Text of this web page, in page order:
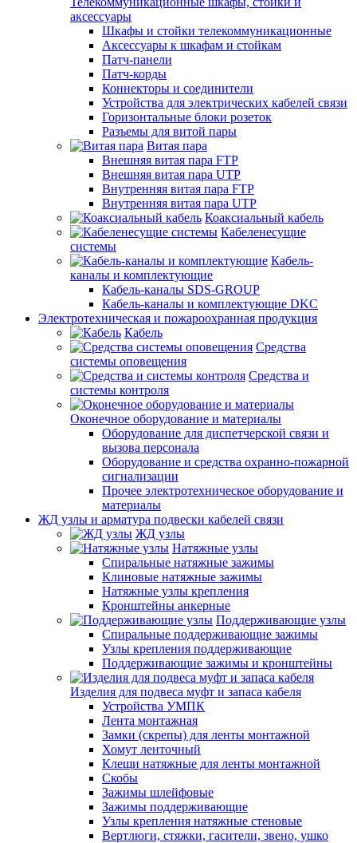
аксессуары
Шкафы и стойки телекоммуникационные
Аксессуары к шкафам и стойкам
Патч-панели
Патч-корды
Коннекторы и соединители
Устройства для электрических кабелей связи
Горизонтальные блоки розеток
Разъемы для витой пары
Витая пара
Внешняя витая пара FTP
Внешняя витая пара UTP
Внутренняя витая пара FTP
Внутренняя витая пара UTP
Коаксиальный кабель
Кабеленесущие
системы
Кабель-
каналы и комплектующие
Кабель-каналы SDS-GROUP
Кабель-каналы и комплектующие DKC
Электротехническая и пожароохранная продукция
Кабель
Средства
системы оповещения
Средства и
системы контроля
Оконечное оборудование и материалы
Оборудование для диспетчерской связи и
вызова персонала
Оборудование и средства охранно-пожарной
сигнализации
Прочее электротехническое оборудование и
материалы
ЖД узлы и арматура подвески кабелей связи
ЖД узлы
Натяжные узлы
Спиральные натяжные зажимы
Клиновые натяжные зажимы
Натяжные узлы крепления
Кронштейны анкерные
Поддерживающие узлы
Спиральные поддерживающие зажимы
Узлы крепления поддерживающие
Поддерживающие зажимы и кронштейны
Изделия для подвеса муфт и запаса кабеля
Устройства УМПК
Лента монтажная
Замки (скрепы) для ленты монтажной
Хомут ленточный
Клещи натяжные для ленты монтажной
Скобы
Зажимы шлейфовые
Зажимы поддерживающие
Узлы крепления натяжные стеновые
Вертлюги, стяжки, гасители, звено, ушко